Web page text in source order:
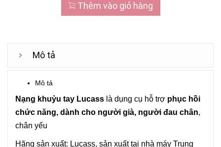
Thêm vào giỏ hàng
Mô tả
Mô tả
Nạng khuỷu tay Lucass là dụng cụ hỗ trợ phục hồi
chức năng, dành cho người già, người đau chân,
chân yếu
Hãng sản xuất: Lucass, sản xuất tại nhà máy Trung